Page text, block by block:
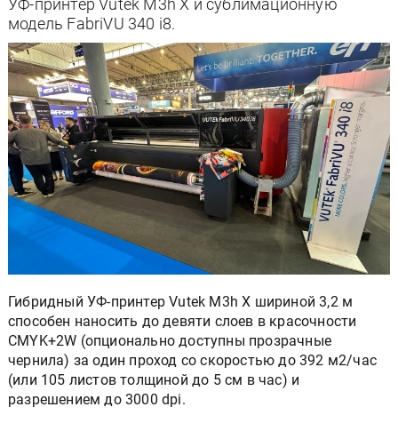
УФ-принтер Vutek M3h X и сублимационную
модель FabriVU 340 i8.
Гибридный УФ-принтер Vutek M3h X шириной 3,2 м
способен наносить до девяти слоев в красочности
CMYK+2W (опционально доступны прозрачные
чернила) за один проход со скоростью до 392 м2/час
(или 105 листов толщиной до 5 см в час) и
разрешением до 3000 dpi.